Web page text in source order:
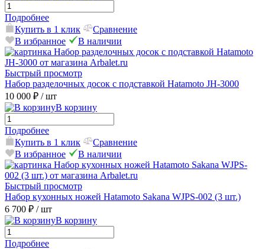
Подробнее
Купить в 1 клик
Сравнение
В избранное
В наличии
Быстрый просмотр
Набор разделочных досок с подставкой Hatamoto JH-3000
10 000 ₽ / шт
В корзину
Подробнее
Купить в 1 клик
Сравнение
В избранное
В наличии
Быстрый просмотр
Набор кухонных ножей Hatamoto Sakana WJPS-002 (3 шт.)
6 700 ₽ / шт
В корзину
Подробнее